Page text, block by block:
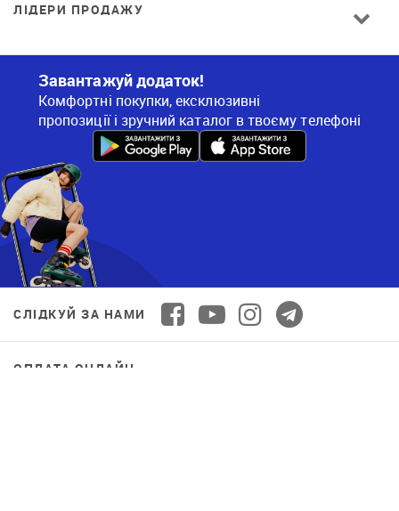
ЛІДЕРИ ПРОДАЖУ
Завантажуй додаток!
Комфортні покупки, ексклюзивні
пропозиції і зручний каталог в твоєму телефоні
СЛІДКУЙ ЗА НАМИ
ОПЛАТА ОНЛАЙН